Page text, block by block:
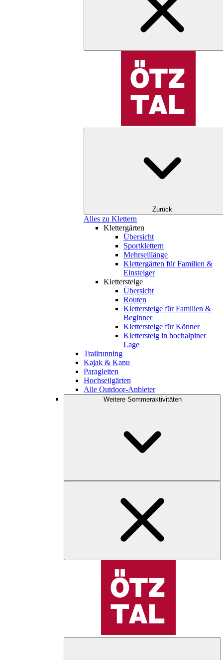
Zurück
Alles zu Klettern
Klettergärten
Übersicht
Sportklettern
Mehrseillänge
Klettergärten für Familien &
Einsteiger
Klettersteige
Übersicht
Routen
Klettersteige für Familien &
Beginner
Klettersteige für Könner
Klettersteig in hochalpiner
Lage
Trailrunning
Kajak & Kanu
Paragleiten
Hochseilgärten
Alle Outdoor-Anbieter
Weitere Sommeraktivitäten